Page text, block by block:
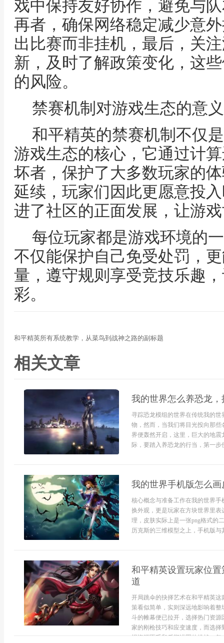
戏中保持友好协作，避免与
再者，确保网络稳定减少意
出比赛而非挂机，最后，关
新，及时了解政策变化，这
的风险。
禁赛机制对游戏生态的意义
和平精英的禁赛机制不仅
游戏生态的核心，它通过计
坏者，保护了大多数玩家的
延续，玩家们因此更愿意投
进了社区的正面发展，让游
每位玩家都是游戏环境的
不仅能保护自己免受处罚，
量，遵守规则享受竞技乐趣
彩。
和平精英所有系统教学，从菜鸟到战神之路的副标题
相关文章
我的世界怎么养恐龙
寻踪恐龙模组的世界在传统我的
物，然而，当我们将目光投向那
界便轰然开启，这里，巨大的地
际，要踏入养恐龙的行当，第一
我的世界手机版怎么
核心概念与准备工作在我的世界
换外观，更是玩家在方块世界里
理，皮肤实际上是一张png格式的
历克斯的三维模型之上，手机版
和平精英设置玩家位
道
开局跳伞的抉择艺术在和平精英
策看似简单，实则深远地影响着
斗的帷幕便已拉开，选择热门资
家的刚枪技巧和应变速度，而选
惕资源匮乏和后期进圈的挑战，每